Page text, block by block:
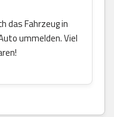
das Fahrzeug in
ummelden. Viel